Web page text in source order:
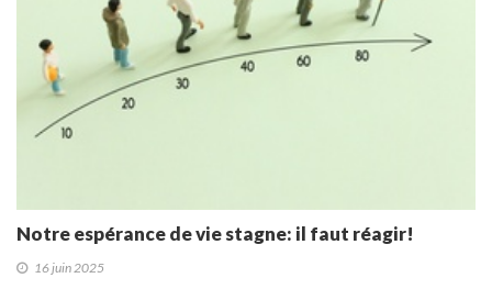
Notre espérance de vie stagne: il faut réagir!
16 juin 2025